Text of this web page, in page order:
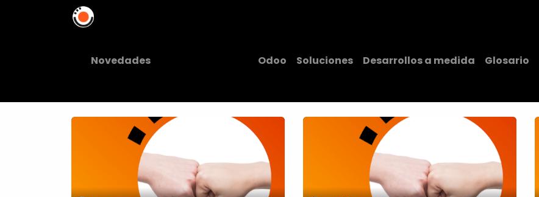
Novedades Odoo Soluciones Desarrollos a medida Glosario